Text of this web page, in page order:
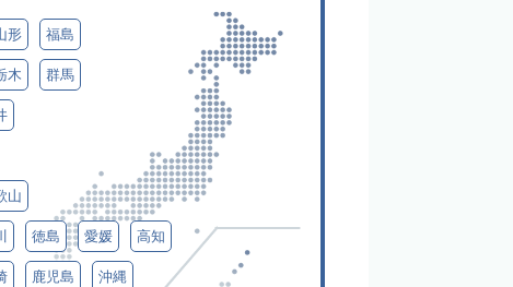
形 福島
木 群馬
山
徳島 愛媛 高知
鹿児島 沖縄